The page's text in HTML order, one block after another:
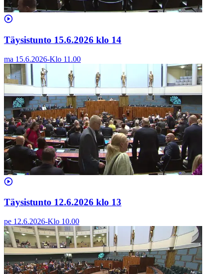
Täysistunto 15.6.2026 klo 14
ma 15.6.2026-Klo 11.00
Täysistunto 12.6.2026 klo 13
pe 12.6.2026-Klo 10.00